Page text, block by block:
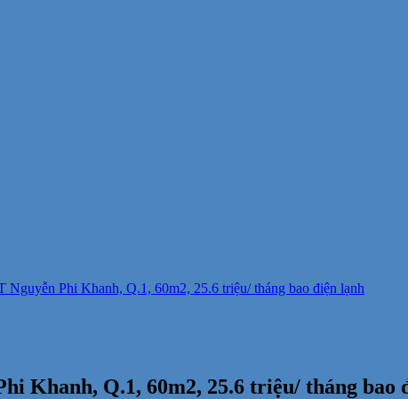
Nguyễn Phi Khanh, Q.1, 60m2, 25.6 triệu/ tháng bao điện lạnh
Khanh, Q.1, 60m2, 25.6 triệu/ tháng bao